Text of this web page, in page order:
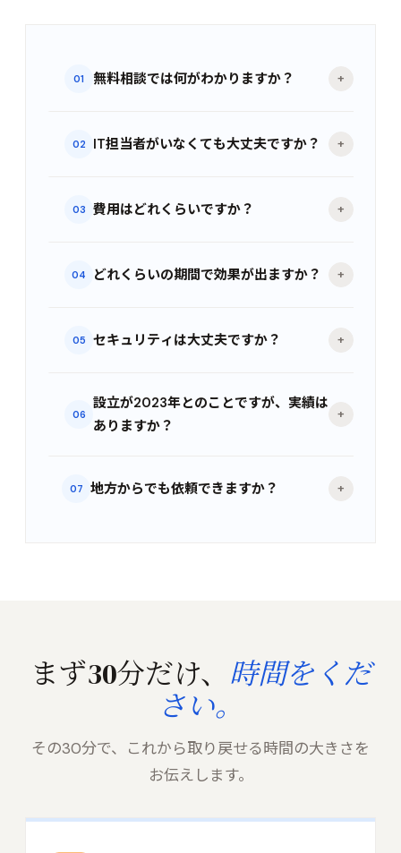
01 無料相談では何がわかりますか？ +
02 IT担当者がいなくても大丈夫ですか？ +
03 費用はどれくらいですか？ +
04 どれくらいの期間で効果が出ますか？ +
05 セキュリティは大丈夫ですか？ +
06
設立が2023年とのことですが、実績は
ありますか？
+
07 地方からでも依頼できますか？ +
まず30分だけ、 時間をくだ
さい。
その30分で、これから取り戻せる時間の大きさを
お伝えします。